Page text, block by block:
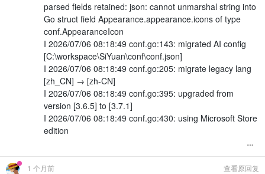
parsed fields retained: json: cannot unmarshal string into
Go struct field Appearance.appearance.icons of type
conf.AppearanceIcon
I 2026/07/06 08:18:49 conf.go:143: migrated AI config
[C:\workspace\SiYuan\conf\conf.json]
I 2026/07/06 08:18:49 conf.go:205: migrate legacy lang
[zh_CN] → [zh-CN]
I 2026/07/06 08:18:49 conf.go:395: upgraded from
version [3.6.5] to [3.7.1]
I 2026/07/06 08:18:49 conf.go:430: using Microsoft Store
edition
1 个月前 查看原回复